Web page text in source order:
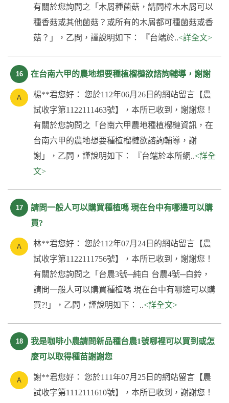
有關於您詢問之「木屑種菌菇，請問樟木木屑可以
種香菇或其他菌菇？或所有的木屑都可種菌菇或香
菇？」，乙問，謹說明如下： 『台端於..<詳全文>
16 在台南六甲的農地想要種植榴槤欲諮詢輔導，謝謝
楊**君您好： 您於112年06月26日的網站留言【農
試收字第1122111463號】，本所已收到，謝謝您！
有關於您詢問之「台南六甲農地種植榴槤資訊，在
台南六甲的農地想要種植榴槤欲諮詢輔導，謝
謝」，乙問，謹說明如下： 『台端於本所網..<詳全
文>
17
請問一般人可以購買種植嗎 現在台中有哪邊可以購
買?
林**君您好： 您於112年07月24日的網站留言【農
試收字第1122111756號】，本所已收到，謝謝您！
有關於您詢問之「台農3號─純白 台農4號─白鈴，
請問一般人可以購買種植嗎 現在台中有哪邊可以購
買?!」，乙問，謹說明如下： ..<詳全文>
18
我是咖啡小農請問新品種台農1號哪裡可以買到或怎
麼可以取得種苗謝謝您
謝**君您好： 您於111年07月25日的網站留言【農
試收字第1112111610號】，本所已收到，謝謝您！